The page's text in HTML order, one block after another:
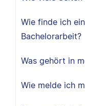
Wie finde ich
Bachelorarbeit?
Was gehört in
Wie melde ich